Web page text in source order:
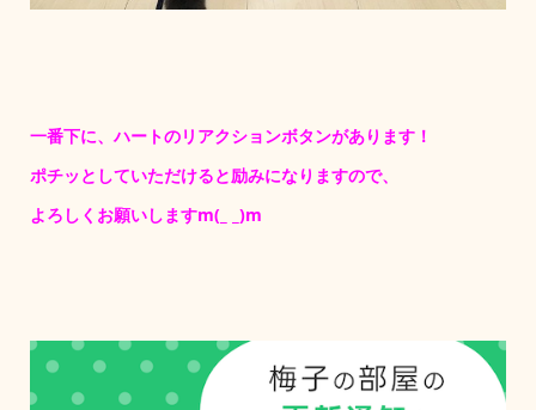
一番下に、ハートのリアクションボタンがあります！
ポチッとしていただけると励みになりますので、
よろしくお願いしますm(_ _)m